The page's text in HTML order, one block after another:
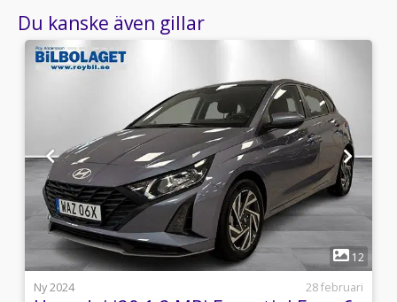
Du kanske även gillar
1
12
Ny 2024
28 februari